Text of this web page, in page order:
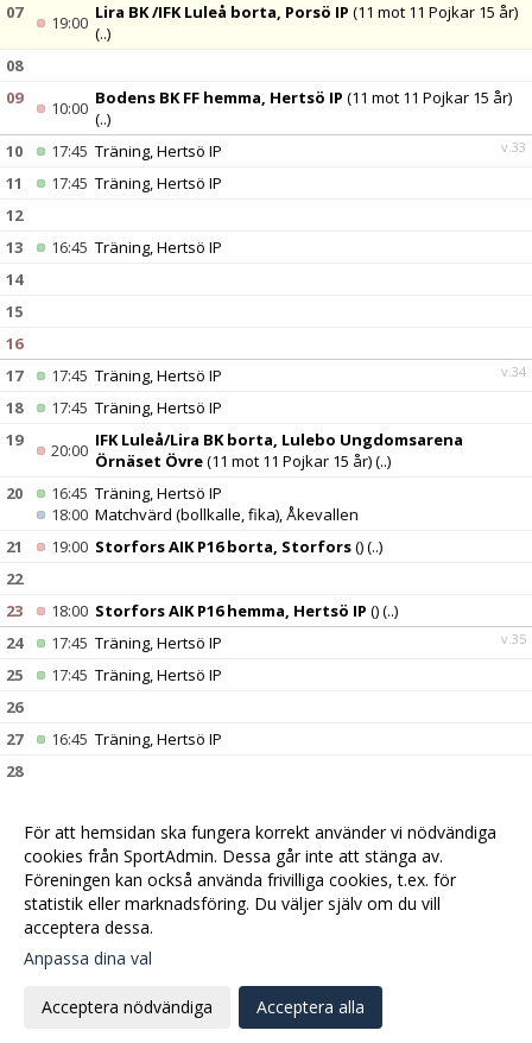
07
19:00 Lira BK /IFK Luleå borta, Porsö IP (11 mot 11 Pojkar 15 år)
(..)
08
09
10:00 Bodens BK FF hemma, Hertsö IP (11 mot 11 Pojkar 15 år)
(..)
v.33
10 17:45 Träning, Hertsö IP
11
17:45 Träning, Hertsö IP
12
13
16:45 Träning, Hertsö IP
14
15
16
v.34
17 17:45 Träning, Hertsö IP
18
17:45 Träning, Hertsö IP
19
20:00 IFK Luleå/Lira BK borta, Lulebo Ungdomsarena
Örnäset Övre(11 mot 11 Pojkar 15 år)(..)
20
16:45 Träning, Hertsö IP
18:00 Matchvärd (bollkalle, fika), Åkevallen
21
19:00 Storfors AIK P16 borta, Storfors()(..)
22
23
18:00 Storfors AIK P16 hemma, Hertsö IP ()(..)
v.35
24 17:45 Träning, Hertsö IP
25
17:45 Träning, Hertsö IP
26
27
16:45 Träning, Hertsö IP
28
17:45Träning, Hertsö IP
inställningar
Webbversion
För att hemsidan ska fungera korrekt använder vi nödvändiga
cookies från SportAdmin. Dessa går inte att stänga av.
Föreningen kan också använda frivilliga cookies, t.ex. för
statistik eller marknadsföring. Du väljer själv om du vill
acceptera dessa.
Anpassa dina val
Acceptera nödvändiga Acceptera alla